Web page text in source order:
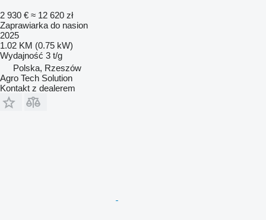
2 930 € ≈ 12 620 zł
Zaprawiarka do nasion
2025
1.02 KM (0.75 kW)
Wydajność 3 t/g
Polska, Rzeszów
Agro Tech Solution
Kontakt z dealerem